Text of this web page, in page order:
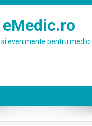
eMedic.ro
evenimente pentru medici